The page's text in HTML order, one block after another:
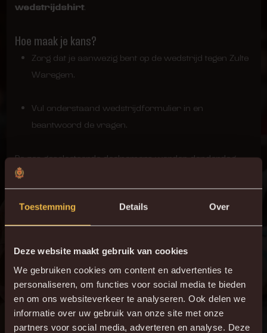
Toestemming Details Over
Deze website maakt gebruik van cookies
We gebruiken cookies om content en advertenties te
personaliseren, om functies voor social media te bieden
en om ons websiteverkeer te analyseren. Ook delen we
informatie over uw gebruik van onze site met onze
partners voor social media, adverteren en analyse. Deze
wedstrijdshirt.
Hoe maak je kans?
Zorg dat je aanwezig bent op de wedstrijd tegen Zulte
Waregem.
Vul onderstaand wedstrijdformulier in en
beantwoord de vragen.
De zes geselecteerde deelnemers worden donderdag
persoonlijk gecontacteerd.